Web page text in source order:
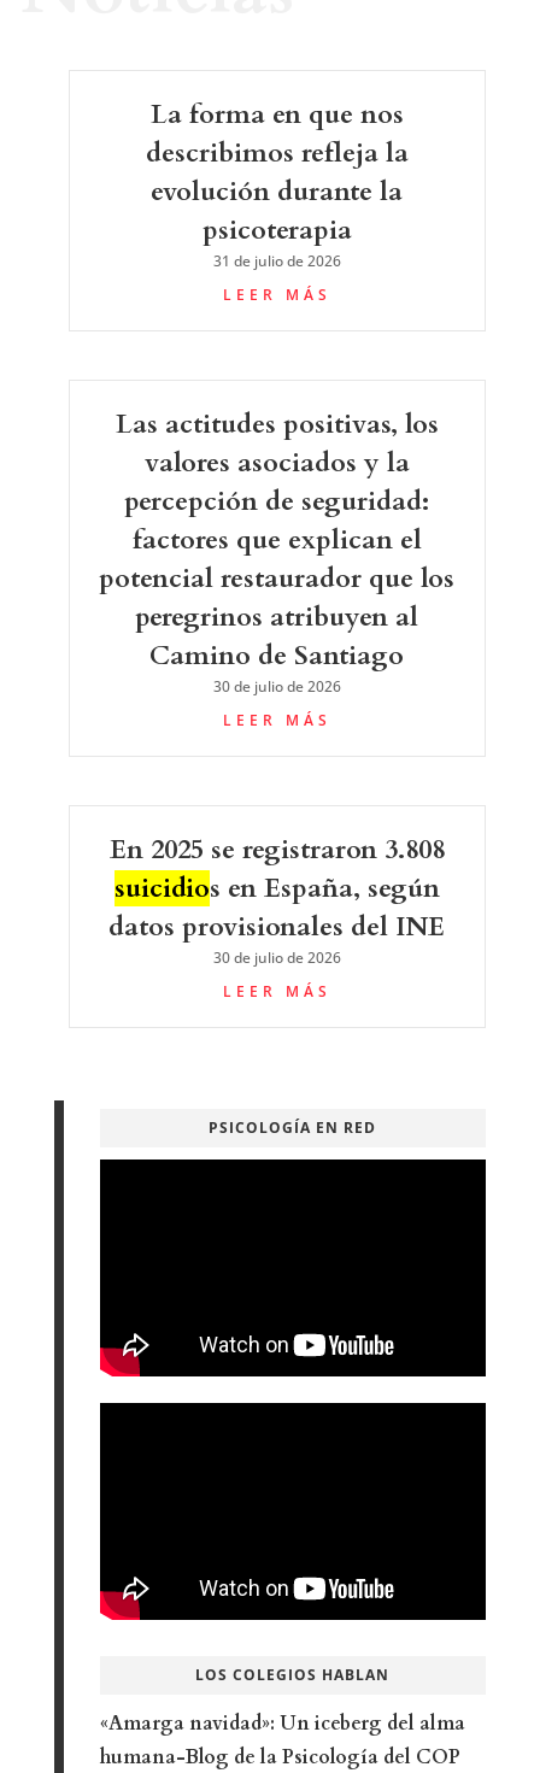
La forma en que nos
describimos refleja la
evolución durante la
psicoterapia
31 de julio de 2026
LEER MÁS
Las actitudes positivas, los
valores asociados y la
percepción de seguridad:
factores que explican el
potencial restaurador que los
peregrinos atribuyen al
Camino de Santiago
30 de julio de 2026
LEER MÁS
En 2025 se registraron 3.808
suicidios en España, según
datos provisionales del INE
30 de julio de 2026
LEER MÁS
PSICOLOGÍA EN RED
LOS COLEGIOS HABLAN
«Amarga navidad»: Un iceberg del alma
humana-Blog de la Psicología del COP